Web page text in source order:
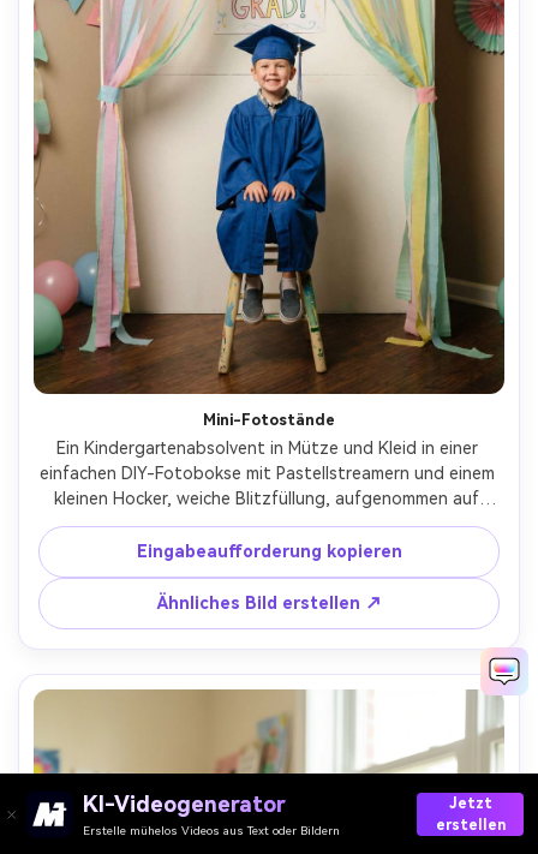
Mini-Fotostände
Ein Kindergartenabsolvent in Mütze und Kleid in einer
einfachen DIY-Fotobokse mit Pastellstreamern und einem
kleinen Hocker, weiche Blitzfüllung, aufgenommen auf
Fujifilm X-T5, 33mm f/1.4, zentrierte Komposition, saubere
Schatten, fotorealistisch, keine logos, lustige Party-
Atmosphäre, weiche filmische Beleuchtung- -ar 4:5
Eingabeaufforderung kopieren
Ähnliches Bild erstellen ↗
KI-Videogenerator
Erstelle mühelos Videos aus Text oder Bildern
Jetzt
erstellen